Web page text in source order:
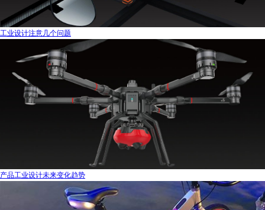
工业设计注意几个问题
产品工业设计未来变化趋势